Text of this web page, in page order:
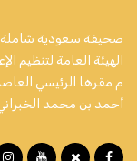
صحيفة سعودية شاملة
م مقرها الرئيسي
أحمد بن محمد